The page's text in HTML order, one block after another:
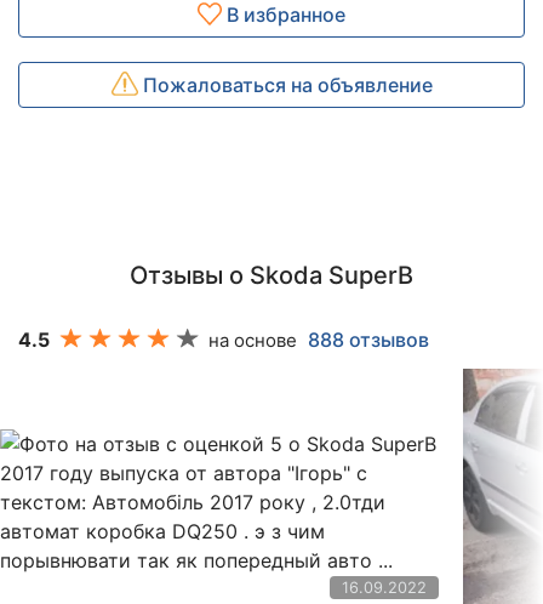
В избранное
Пожаловаться на объявление
Отзывы о Skoda SuperB
4.5 на основе 888 отзывов
16.09.2022